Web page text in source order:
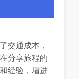
交通成本，
分享旅程的
经验，增进